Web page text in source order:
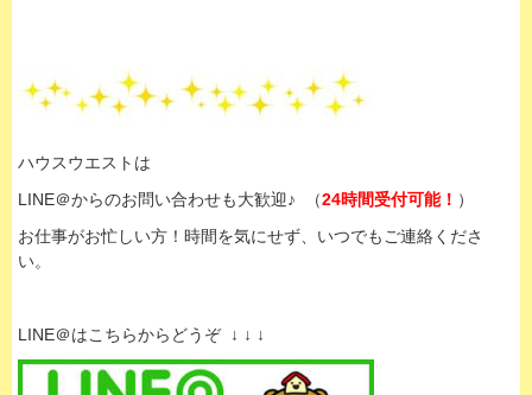
ハウスウエストは
LINE＠からのお問い合わせも大歓迎♪ （24時間受付可能！ ）
お仕事がお忙しい方！時間を気にせず、いつでもご連絡くださ
い。
LINE＠はこちらからどうぞ ↓ ↓ ↓